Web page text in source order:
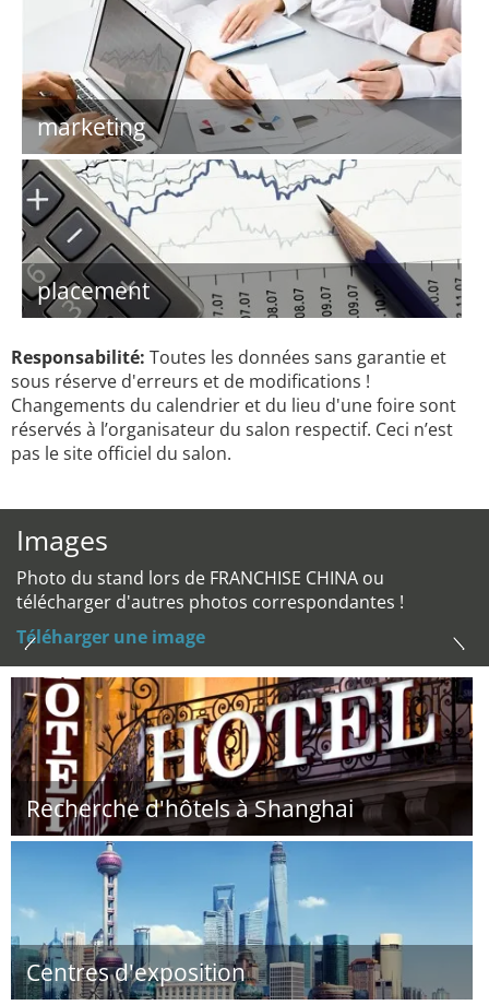
marketing
placement
Responsabilité: Toutes les données sans garantie et
sous réserve d'erreurs et de modifications !
Changements du calendrier et du lieu d'une foire sont
réservés à l’organisateur du salon respectif. Ceci n’est
pas le site officiel du salon.
Images
Photo du stand lors de FRANCHISE CHINA ou
télécharger d'autres photos correspondantes !
Téléharger une image
Recherche d'hôtels à Shanghai
Centres d'exposition